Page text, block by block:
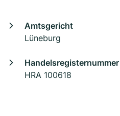
Amtsgericht
Lüneburg
Handelsregisternummer
HRA 100618